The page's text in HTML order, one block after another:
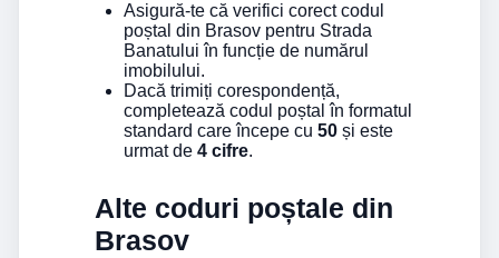
Asigură-te că verifici corect codul
poștal din Brasov pentru Strada
Banatului în funcție de numărul
imobilului.
Dacă trimiți corespondență,
completează codul poștal în formatul
standard care începe cu 50 și este
urmat de 4 cifre.
Alte coduri poștale din
Brasov